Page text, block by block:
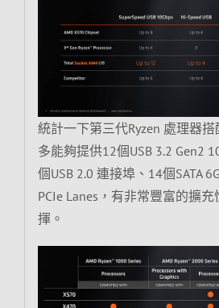
統計一下第三代Ryzen 處理器
多能夠提供12個USB 3.2 Gen2
個USB 2.0 連接埠、14個SATA
PCIe Lanes，有非常豐富的擴
揮。